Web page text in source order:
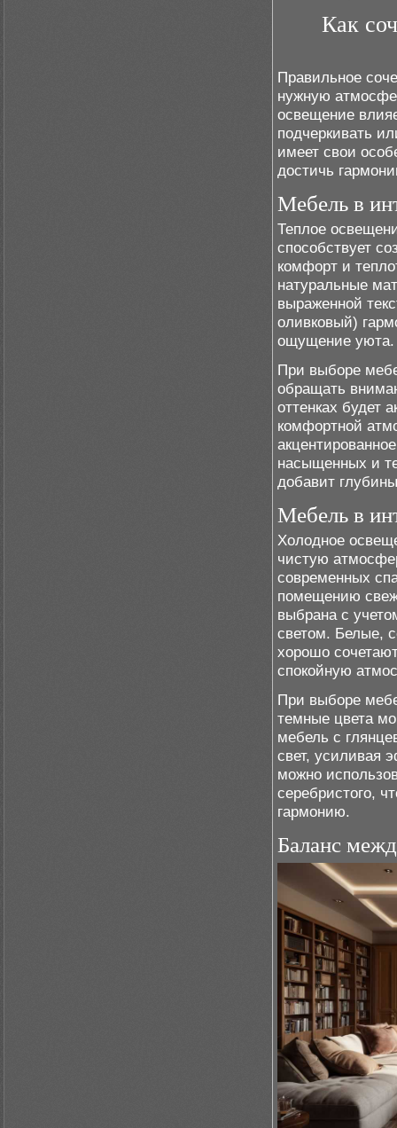
Как
Правильное
нужную
освещение
подчеркивать
имеет свои
достичь
Мебель в
Теплое
способствует
комфорт и
натуральные
выраженной
оливковый)
ощущение уюта.
При выборе
обращать
оттенках будет
комфортной
насыщенных и
добавит
Мебель в
Холодное
чистую
современных
помещению
выбрана с
светом. Белые,
хорошо
спокойную
При выборе
темные цвета
мебель с
свет, усиливая
можно
серебристого,
гармонию.
Баланс